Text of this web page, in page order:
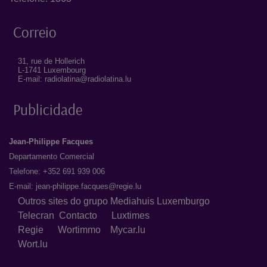
Correio
31, rue de Hollerich
L-1741 Luxembourg
E-mail: radiolatina@radiolatina.lu
Publicidade
Jean-Philippe Facques
Departamento Comercial
Telefone: +352 691 939 006
E-mail: jean-philippe.facques@regie.lu
Outros sites do grupo Mediahuis Luxemburgo
Telecran Contacto
Luxtimes
Regie Wortimmo
Mycar.lu
Wort.lu